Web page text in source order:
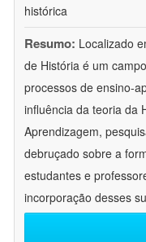
histórica
Resumo: Localizado
de História é um
processos de ensino-
influência da teoria da
Aprendizagem,
debruçado sobre a
estudantes e
incorporação desses